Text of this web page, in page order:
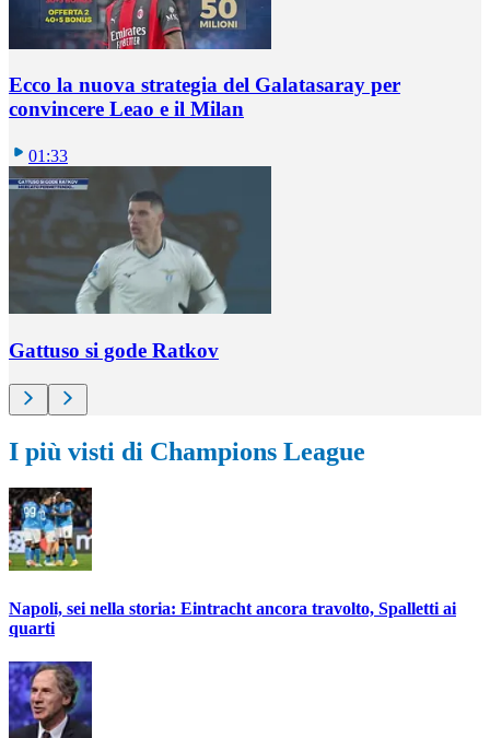
Ecco la nuova strategia del Galatasaray per
convincere Leao e il Milan
01:33
Gattuso si gode Ratkov
I più visti di Champions League
Napoli, sei nella storia: Eintracht ancora travolto, Spalletti ai
quarti